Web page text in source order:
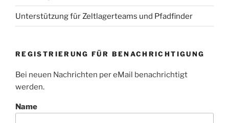
Unterstützung für Zeltlagerteams und Pfadfinder
REGISTRIERUNG FÜR BENACHRICHTIGUNG
Bei neuen Nachrichten per eMail benachrichtigt
werden.
Name